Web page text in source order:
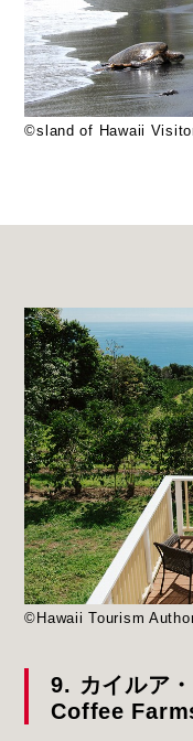
©sland of Hawaii
©Hawaii Tourism
9. カイルア
Coffee